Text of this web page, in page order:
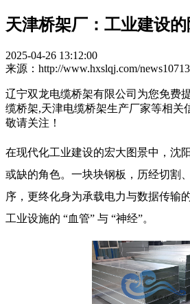
天津桥架厂：工业建设
2025-04-26 13:12:00
来源：http://www.hxslqj.com/
辽宁双龙电缆桥架有限公司为您免费
缆桥架,天津电缆桥架生产厂家等相关
敬请关注！
在现代化工业建设的宏大图景中，沈阳
或缺的角色。一块块钢板，历经切割
序，更终化身为承载电力与数据传输
工业设施的 “血管” 与 “神经”。